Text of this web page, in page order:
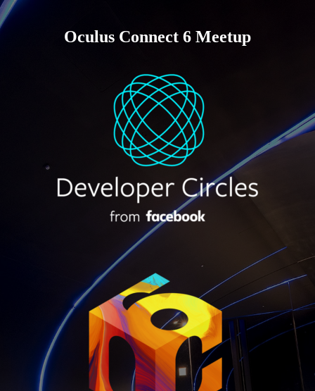
Oculus Connect 6 Meetup